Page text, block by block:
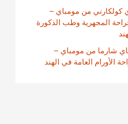
كولكارني من مومباي –
المجهرية وطب الذكورة
شارما من مومباي –
الأورام العامة في الهند